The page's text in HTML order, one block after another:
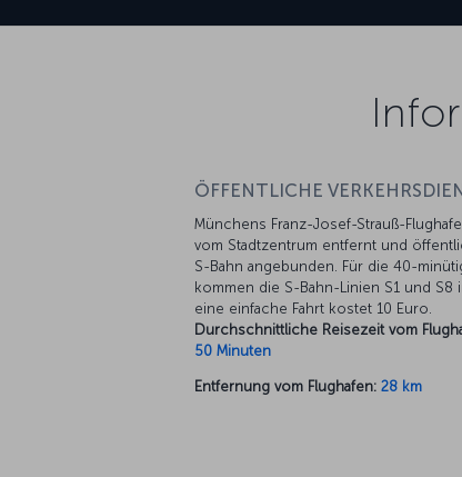
ÖFFENTLICHE
Münchens Franz-Josef-Strauß-
vom Stadtzentrum entfernt und
S-Bahn angebunden. Für die 40-
kommen die S-Bahn-Linien S1 und S8
eine einfache Fahrt kostet 10 Euro.
Durchschnittliche Reisezeit vom
50 Minuten
Entfernung vom Flughafen: 28 km